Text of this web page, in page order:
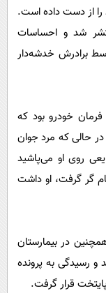
از دست داده است.
شد و احساسات
برادرش خدشه‌دار
خودرو بود که
در حالی که مرد جوان
روی او می‌پاشید
گر گرفت، او داشت
در بیمارستان
و رسیدگی به پرونده
قرار گرفت.